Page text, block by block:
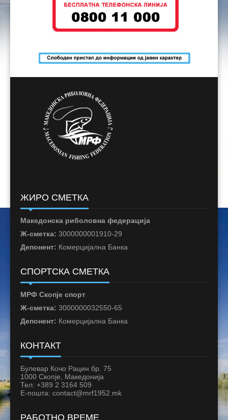
ЖИРО СМЕТКА
Македонска риболовна федерација
Ж-сметка: 3000000001910-29
Депонент: Комерцијална Банка
СПОРТСКА СМЕТКА
МРФ Скопје спорт
Ж-сметка: 3000000032550-65
Депонент: Комерцијална Банка
КОНТАКТ
Булевар Кочо Рацин бр. 75
1000 Скопје, Македонија
Тел: +389 2 3164 509
Е-пошта: contact@mrf1952.mk
РАБОТНО ВРЕМЕ